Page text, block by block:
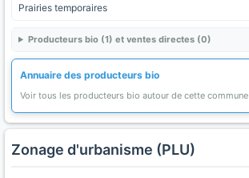
Prairies temporaires
Producteurs bio (1) et ventes directes (0)
Annuaire des producteurs bio
Voir tous les producteurs bio autour de cette commune
Zonage d'urbanisme (PLU)